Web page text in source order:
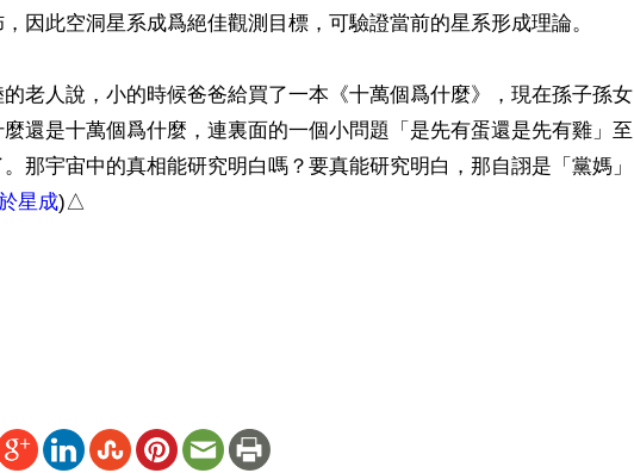
因此空洞星系成爲絕佳觀測目標，可驗證當前的星系形成理論。
老人說，小的時候爸爸給買了一本《十萬個爲什麼》，現在孫子孫女
還是十萬個爲什麼，連裏面的一個小問題「是先有蛋還是先有雞」至
那宇宙中的真相能研究明白嗎？要真能研究明白，那自詡是「黨媽」
星成)△